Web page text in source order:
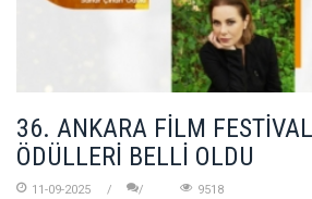
36. ANKARA FİLM
ÖDÜLLERİ BELLİ OLDU
11-09-2025 9518